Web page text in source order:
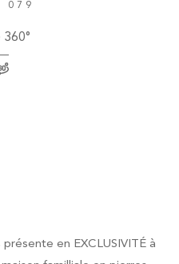
079
en EXCLUSIVITÉ à